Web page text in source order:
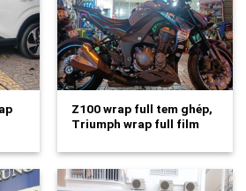
Z100 wrap full tem ghép,
Triumph wrap full film